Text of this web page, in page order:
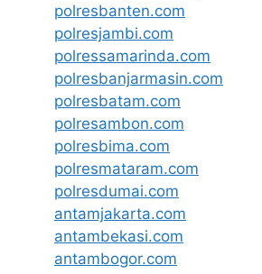
polresbanten.com
polresjambi.com
polressamarinda.com
polresbanjarmasin.com
polresbatam.com
polresambon.com
polresbima.com
polresmataram.com
polresdumai.com
antamjakarta.com
antambekasi.com
antambogor.com